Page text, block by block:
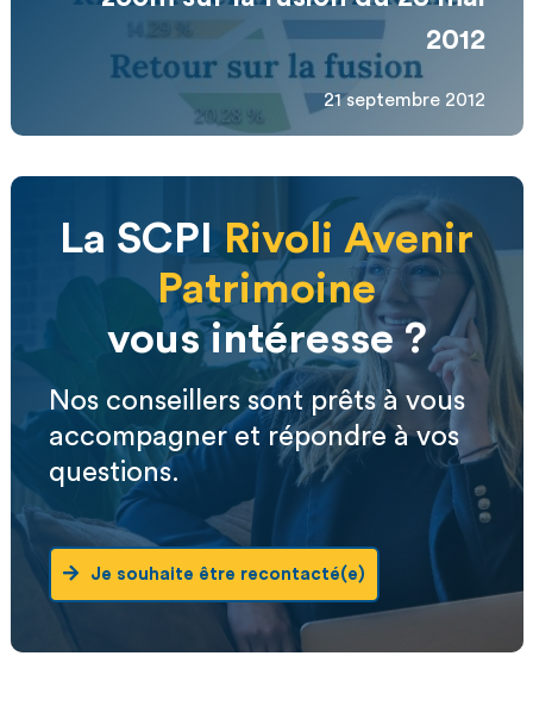
2012
21 septembre 2012
La SCPI Rivoli Avenir
Patrimoine
vous intéresse ?
Nos conseillers sont prêts à vous
accompagner et répondre à vos
questions.
Je souhaite être recontacté(e)